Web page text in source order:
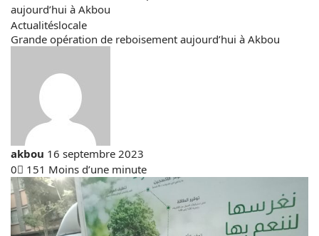
aujourd’hui à Akbou
Actualitéslocale
Grande opération de reboisement aujourd’hui à Akbou
akbou Envoyer
un
courriel
16 septembre 2023
0
151 Moins d’une minute